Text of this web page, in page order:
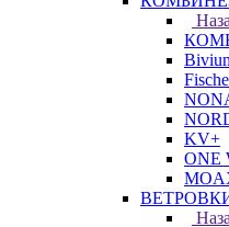
KV+
ONE